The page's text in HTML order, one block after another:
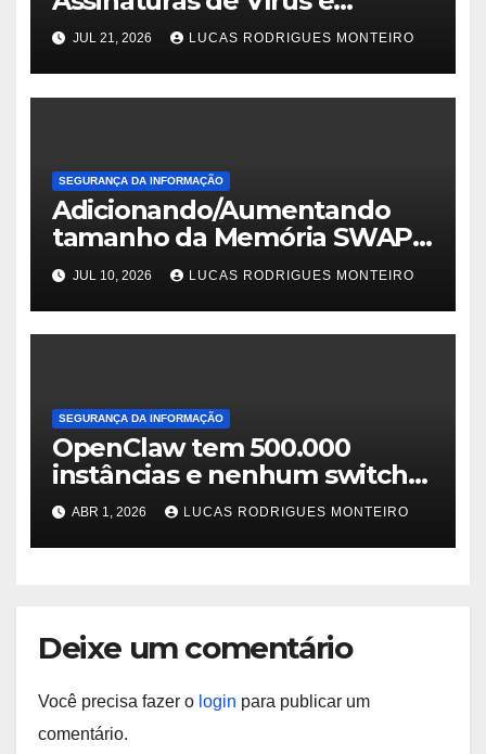
Malwares
JUL 21, 2026 LUCAS RODRIGUES MONTEIRO
SEGURANÇA DA INFORMAÇÃO
Adicionando/Aumentando
tamanho da Memória SWAP
no PfSense 2.8
JUL 10, 2026 LUCAS RODRIGUES MONTEIRO
SEGURANÇA DA INFORMAÇÃO
OpenClaw tem 500.000
instâncias e nenhum switch
de encerramento corporativo
ABR 1, 2026 LUCAS RODRIGUES MONTEIRO
Deixe um comentário
Você precisa fazer o login para publicar um
comentário.